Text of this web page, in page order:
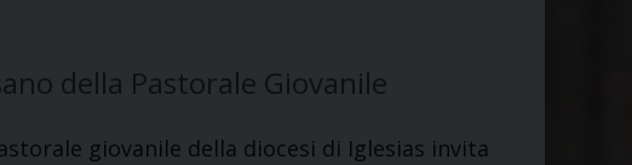
della Pastorale Giovanile
giovanile della diocesi di Iglesias invita